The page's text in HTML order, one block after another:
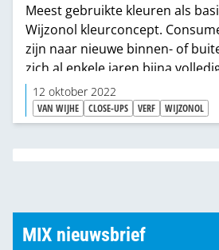
Meest gebruikte kleuren als
Wijzonol kleurconcept.
zijn naar nieuwe binnen- of
zich al enkele jaren bijna
en Instagram zijn podia waar ze
opdoen en zien welke kleuren
Om daar als verfproducent een
toevoeging op te kunnen
binnen Wijzonol ons nieuwe
Wijhe Verf.
12 oktober 2022
VAN WIJHE CLOSE-UPS VERF WIJZONOL
MIX nieuwsbrief